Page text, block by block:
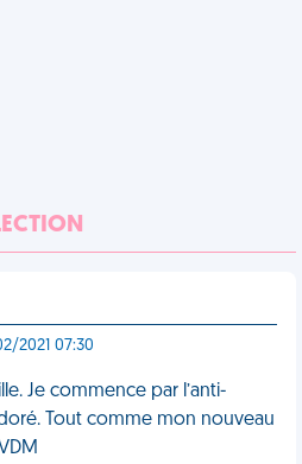
2021 07:30
Je commence par l’anti-
Tout comme mon nouveau